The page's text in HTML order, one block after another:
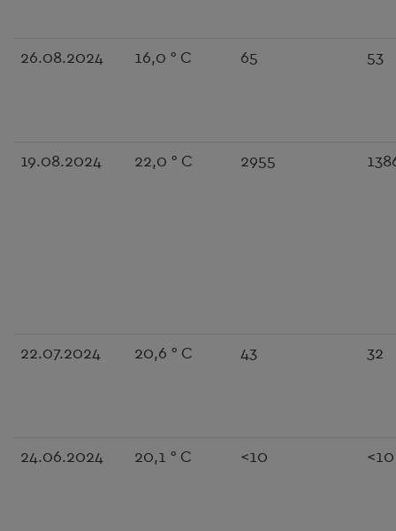
26.08.2024 16,0 ° C 65 53
19.08.2024 22,0 ° C 2955
22.07.2024 20,6 ° C 43 32
24.06.2024 20,1 ° C <10 <10